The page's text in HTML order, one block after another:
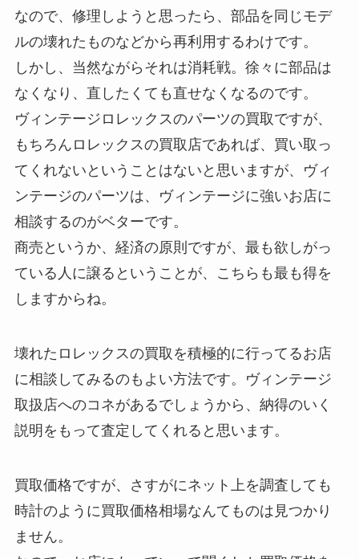
なので、修理しようと思ったら、部品を同じモデ
ルの壊れたものなどから再利用するわけです。
しかし、当然ながらそれは消耗戦。徐々に部品は
なくなり、直したくても直せなくなるのです。
ヴィンテージロレックスのパーツの買取ですが、
もちろんロレックスの買取店であれば、買い取っ
てくれないということはないと思いますが、ヴィ
ンテージのパーツは、ヴィンテージに強いお店に
相談するのがベターです。
商売というか、経済の原則ですが、最も欲しがっ
ている人に譲るということが、こちらも最も得を
しますからね。
壊れたロレックスの買取を積極的に行ってるお店
に相談してみるのもよい方法です。ヴィンテージ
取扱店へのコネがあるでしょうから、納得のいく
説明をもって査定してくれると思います。
買取価格ですが、さすがにネット上を調査しても
時計のように買取価格相場なんてものは見つかり
ません。